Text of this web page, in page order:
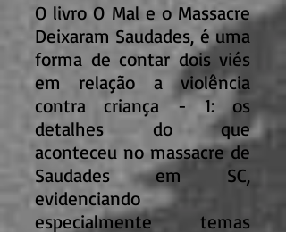
O livro O Mal e o Massacre
Deixaram Saudades, é uma
forma de contar dois viés
em relação a violência
contra criança - 1: os
detalhes do que
aconteceu no massacre de
Saudades em SC,
evidenciando
especialmente temas